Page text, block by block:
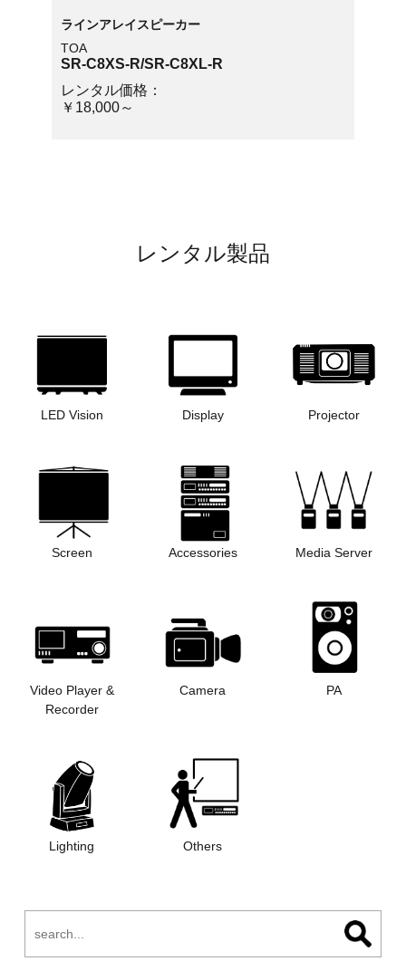
ラインアレイスピーカー
TOA
SR-C8XS-R/SR-C8XL-R
レンタル価格：
￥18,000～
レンタル製品
LED Vision Display Projector
Screen Accessories Media Server
Video Player &
Recorder
Camera PA
Lighting Others